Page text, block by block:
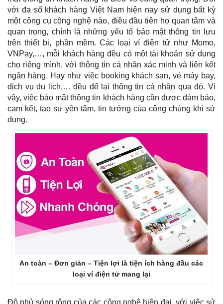
với đa số khách hàng Việt Nam hiện nay sử dụng bất kỳ
một công cụ công nghệ nào, điều đầu tiên họ quan tâm và
quan trọng, chính là những yếu tố bảo mật thông tin lưu
trên thiết bị, phần mềm. Các loại ví điện tử như Momo,
VNPay,…, mỗi khách hàng đều có một tài khoản sử dụng
cho riêng mình, với thông tin cá nhân xác minh và liên kết
ngân hàng. Hay như việc booking khách sạn, vé máy bay,
dịch vụ du lịch,… đều để lại thông tin cá nhân qua đó. Vì
vậy, việc bảo mật thông tin khách hàng cần được đảm bảo,
cam kết, tạo sự yên tâm, tin tưởng của công chúng khi sử
dụng.
An toàn – Đơn giản – Tiện lợi là tiện ích hàng đầu các
loại ví điện tử mang lại
Độ phủ sóng rộng của các công nghệ hiện đại, với việc sử